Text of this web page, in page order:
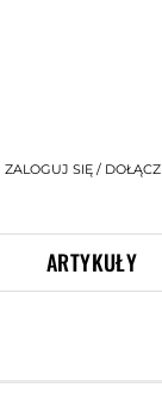
ZALOGUJ SIĘ / DOŁĄCZ
ARTYKUŁY